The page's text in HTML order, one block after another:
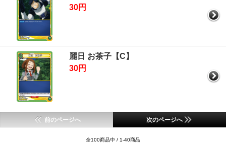
30円
麗日 お茶子【C】
30円
前のページへ 次のページへ
全100商品中 / 1-40商品